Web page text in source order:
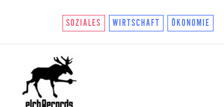
SOZIALES WIRTSCHAFT ÖKONOMIE